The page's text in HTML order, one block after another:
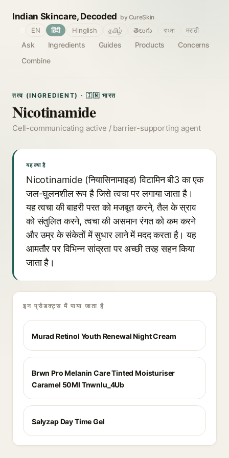
Indian Skincare, Decoded by CureSkin
Ask Ingredients Guides Products
Concerns
Combine
EN हिंदी Hinglish தமிழ் తెలుగు বাংলা मराठी
तत्व (INGREDIENT) · 🇮🇳 भारत
Nicotinamide
Cell-communicating active / barrier-supporting agent
यह क्या है
Nicotinamide (नियासिनामाइड) विटामिन बी3 का एक
जल-घुलनशील रूप है जिसे त्वचा पर लगाया जाता है।
यह त्वचा की बाहरी परत को मजबूत करने, तैल के स्राव
को संतुलित करने, त्वचा की असमान रंगत को कम करने
और उम्र के संकेतों में सुधार लाने में मदद करता है। यह
आमतौर पर विभिन्न सांद्रता पर अच्छी तरह सहन किया
जाता है।
इन प्रोडक्ट्स में पाया जाता है
Murad Retinol Youth Renewal Night Cream
Brwn Pro Melanin Care Tinted Moisturiser
Caramel 50Ml Tnwnlu_4Ub
Salyzap Day Time Gel